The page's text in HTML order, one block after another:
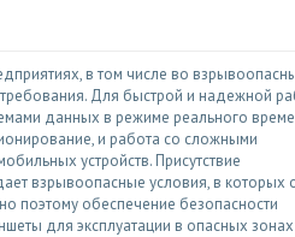
в том числе во
Для быстрой и надежной
данных в режиме реального
и работа со сложными
устройств. Присутствие
взрывоопасные условия, в которых
поэтому обеспечение безопасности
для эксплуатации в опасных зонах